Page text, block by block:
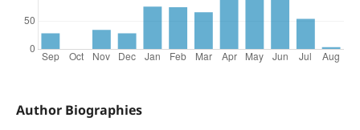
Author Biographies